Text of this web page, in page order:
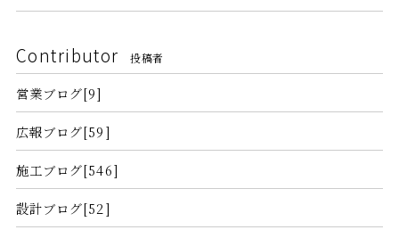
Contributor 投稿者
営業ブログ[9]
広報ブログ[59]
施工ブログ[546]
設計ブログ[52]